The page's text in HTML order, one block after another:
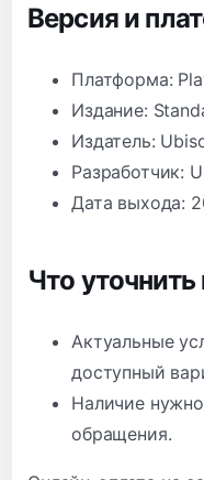
Версия и
Платформа:
Издание:
Издатель:
Разработчик:
Дата выхода:
Что
Актуальные
доступный
Наличие
обращения.